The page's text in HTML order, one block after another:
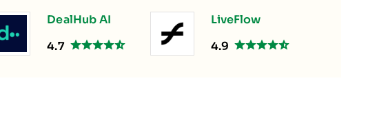
DealHub AI
4.7
LiveFlow
4.9